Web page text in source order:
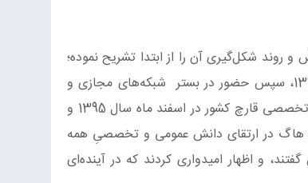
شکل‌گیری آن را از ابتدا تشریح نموده؛
اشاره کردند که پژوهش‌های آغازین از سال 1384، و تشکیل ماهنامه تخصصی در آبان 1391، سپس حضور در بستر شبکه‌های مجازی و
پیام‌رسان‌های مختلف نظیر وایبر، تلگرام، و اینستاگرام، نهایتا منجر به تاسیس اولین رسانه تخصصی قارچ کشور در اسفند ماه سال 1395 و
هاگ در ارتقای دانش عمومی و تخصصیِ همه
و اظهار امیدواری کردند که در آینده‌ای